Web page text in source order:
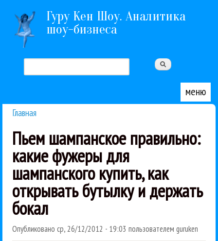
Перейти к основному содержанию
Гуру Кен Шоу. Аналитика
шоу-бизнеса
Форма поиска
меню
Главная
Пьем шампанское правильно:
какие фужеры для
шампанского купить, как
открывать бутылку и держать
бокал
Опубликовано ср, 26/12/2012 - 19:03 пользователем guruken